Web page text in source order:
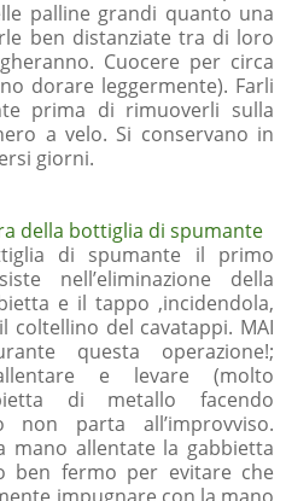
palline grandi quanto una
ben distanziate tra di loro
Cuocere per circa
dorare leggermente). Farli
prima di rimuoverli sulla
a velo. Si conservano in
giorni.
della bottiglia di spumante
di spumante il primo
nell’eliminazione della
e il tappo ,incidendola,
coltellino del cavatappi. MAI
questa operazione!;
e levare (molto
di metallo facendo
parta all’improvviso.
mano allentate la gabbietta
ben fermo per evitare che